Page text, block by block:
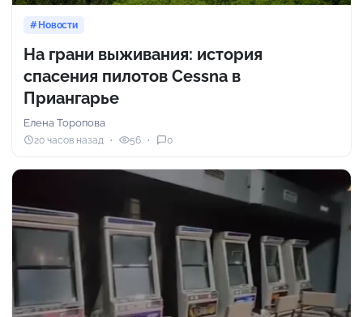
Новости
На грани выживания: история
спасения пилотов Cessna в
Приангарье
Елена Торопова
20 часов назад 56 0